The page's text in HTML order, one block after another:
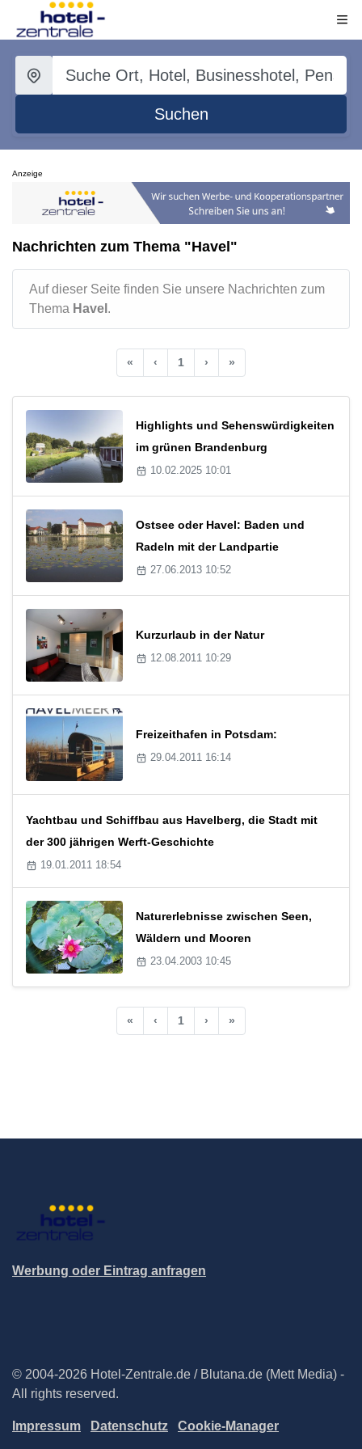
Suchen
Anzeige
Nachrichten zum Thema "Havel"
Auf dieser Seite finden Sie unsere Nachrichten zum
Thema Havel .
« ‹ 1 › »
Highlights und Sehenswürdigkeiten
im grünen Brandenburg
10.02.2025 10:01
Ostsee oder Havel: Baden und
Radeln mit der Landpartie
27.06.2013 10:52
Kurzurlaub in der Natur
12.08.2011 10:29
Freizeithafen in Potsdam:
29.04.2011 16:14
Yachtbau und Schiffbau aus Havelberg, die Stadt mit
der 300 jährigen Werft-Geschichte
19.01.2011 18:54
Naturerlebnisse zwischen Seen,
Wäldern und Mooren
23.04.2003 10:45
« ‹ 1 › »
Werbung oder Eintrag anfragen
© 2004-2026 Hotel-Zentrale.de / Blutana.de (Mett Media) -
All rights reserved.
Impressum Datenschutz Cookie-Manager